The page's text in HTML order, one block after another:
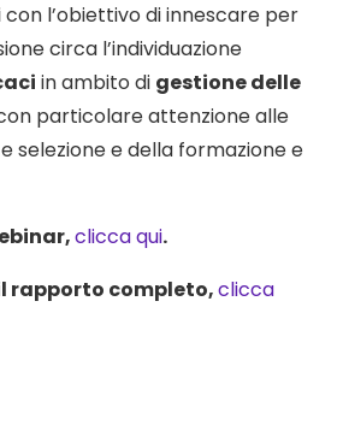
l’obiettivo di innescare per
circa l’individuazione
in ambito di gestione delle
particolare attenzione alle
selezione e della formazione e
clicca qui.
rapporto completo,clicca